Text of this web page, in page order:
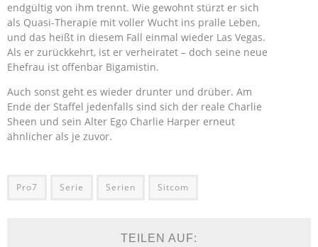
endgültig von ihm trennt. Wie gewohnt stürzt er sich
als Quasi-Therapie mit voller Wucht ins pralle Leben,
und das heißt in diesem Fall einmal wieder Las Vegas.
Als er zurückkehrt, ist er verheiratet – doch seine neue
Ehefrau ist offenbar Bigamistin.
Auch sonst geht es wieder drunter und drüber. Am
Ende der Staffel jedenfalls sind sich der reale Charlie
Sheen und sein Alter Ego Charlie Harper erneut
ähnlicher als je zuvor.
Pro7 Serie Serien Sitcom
TEILEN AUF: